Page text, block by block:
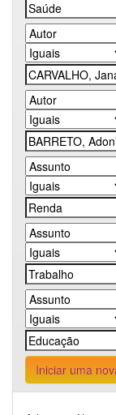
Iniciar uma